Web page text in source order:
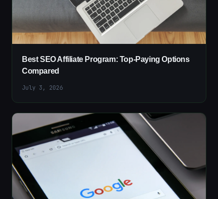
Best SEO Affiliate Program: Top-Paying Options
Compared
July 3, 2026